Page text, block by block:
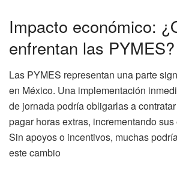
Impacto económico:
enfrentan las PYMES?
Las PYMES representan una parte
en México. Una implementación
de jornada podría obligarlas a
pagar horas extras, incrementando
Sin apoyos o incentivos, muchas
este cambio